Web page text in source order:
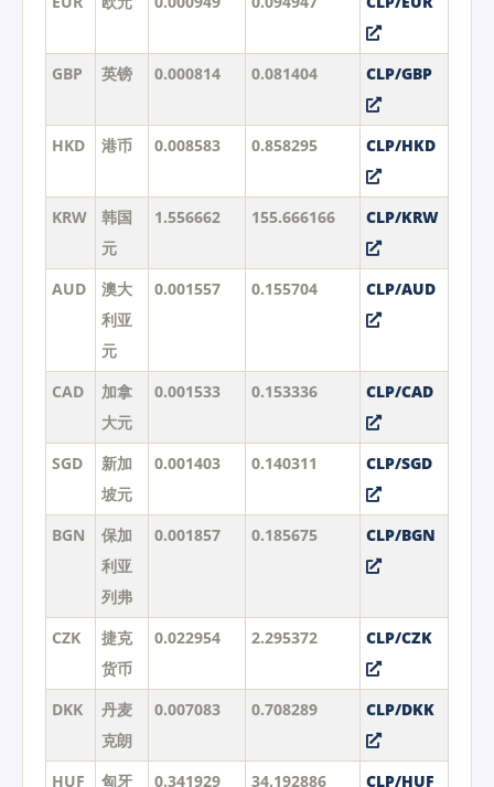
GBP 英镑 0.000814 0.081404 CLP/GBP
HKD 港币 0.008583 0.858295 CLP/HKD
KRW
韩国
元
1.556662 155.666166 CLP/KRW
AUD
澳大
利亚
元
0.001557 0.155704 CLP/AUD
CAD
加拿
大元
0.001533 0.153336 CLP/CAD
SGD
新加
坡元
0.001403 0.140311 CLP/SGD
BGN
保加
利亚
列弗
0.001857 0.185675 CLP/BGN
CZK
捷克
货币
0.022954 2.295372 CLP/CZK
DKK
丹麦
克朗
0.007083 0.708289 CLP/DKK
HUF
匈牙
0.341929 34.192886 CLP/HUF